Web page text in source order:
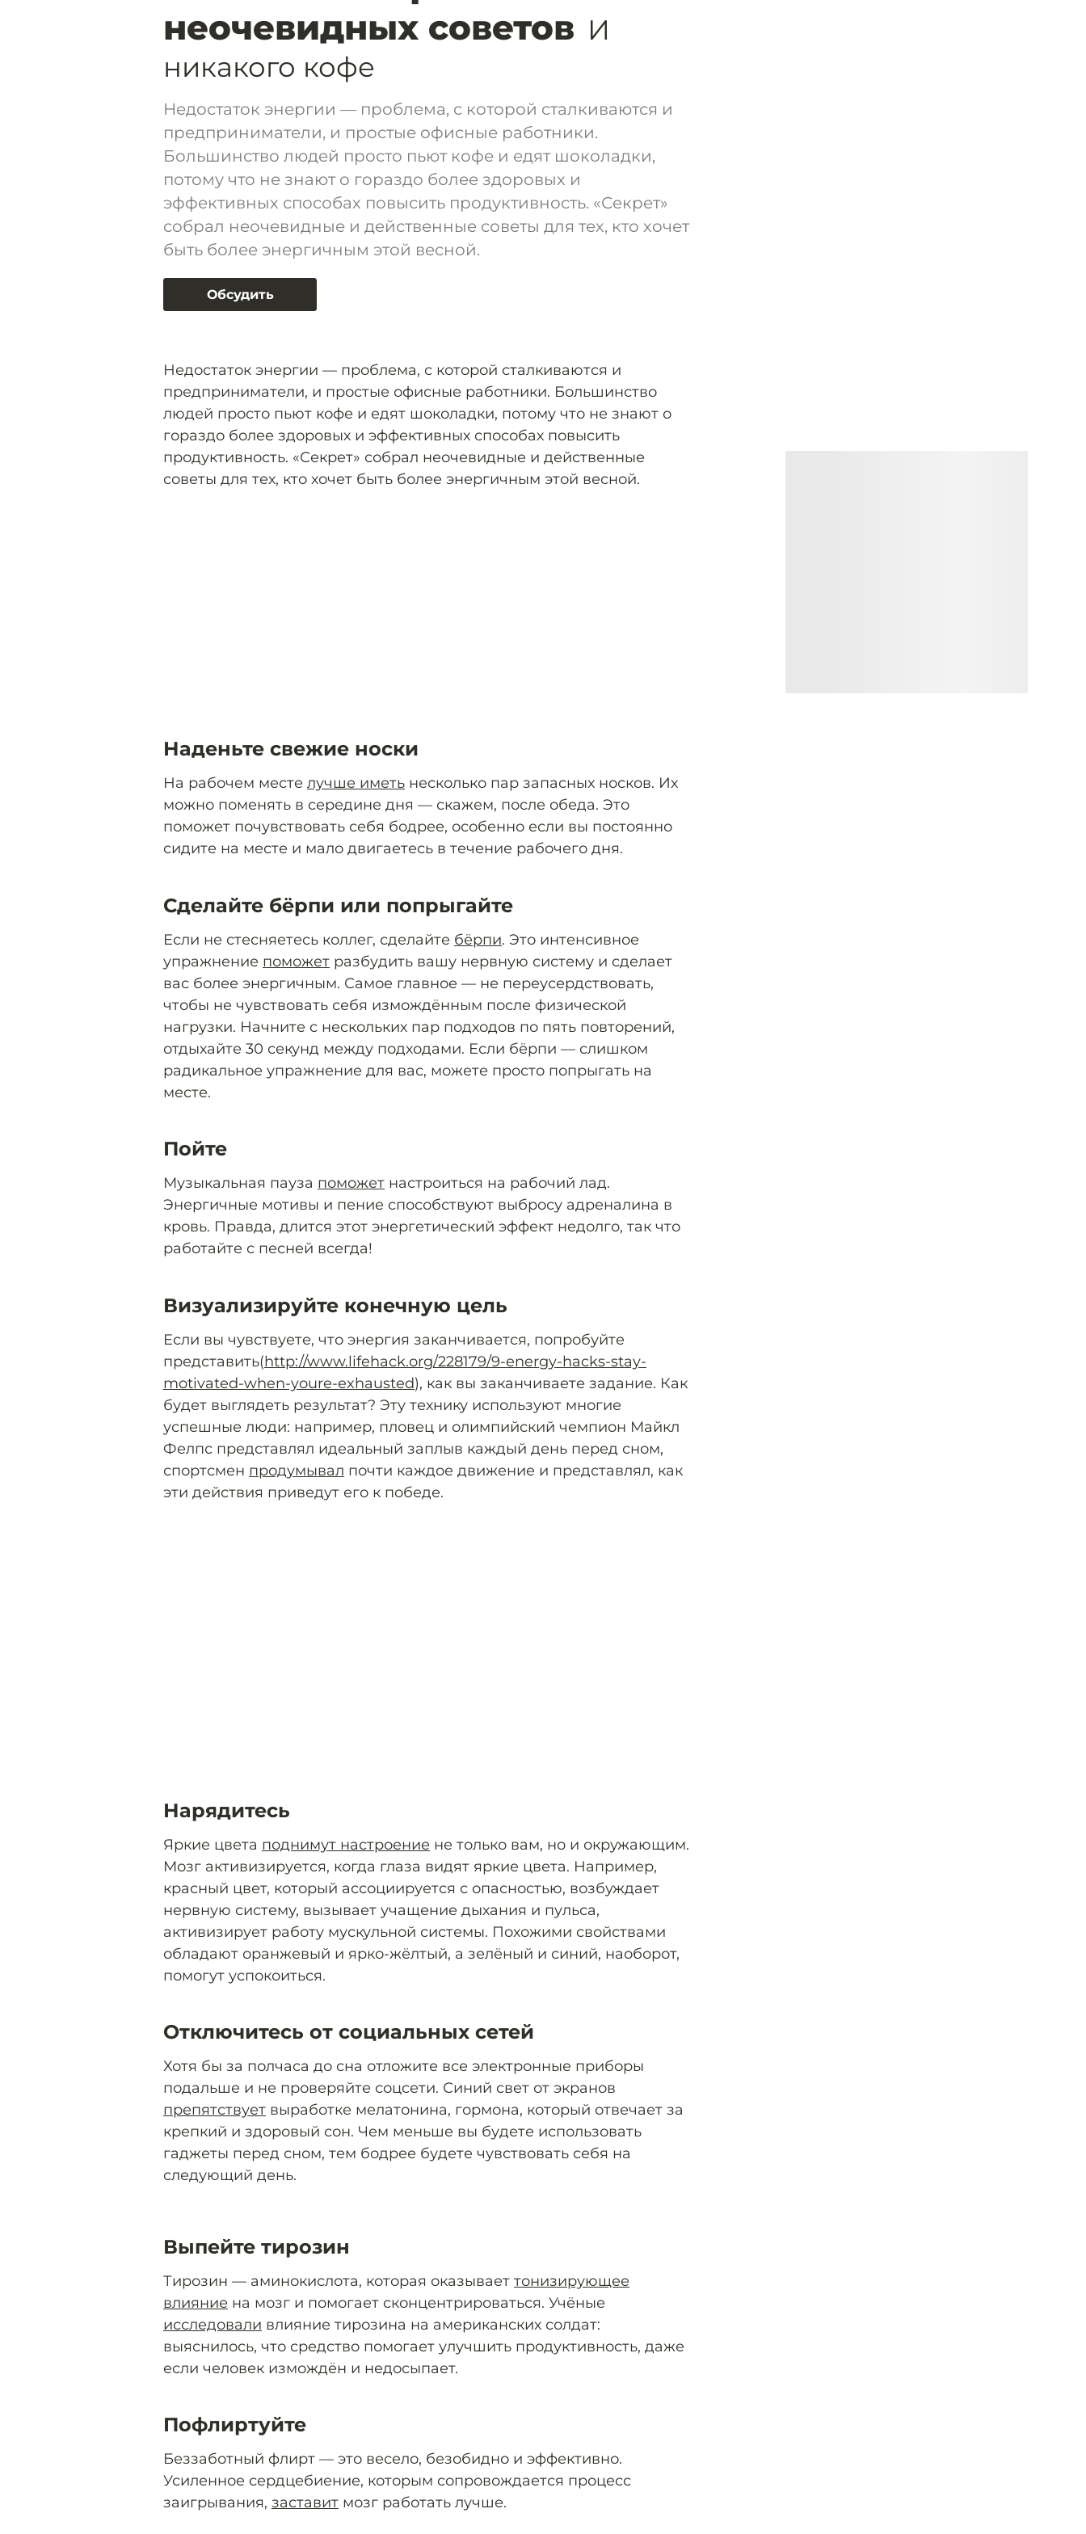
неочевидных советов И
никакого кофе
Недостаток энергии — проблема, с которой сталкиваются и
предприниматели, и простые офисные работники.
Большинство людей просто пьют кофе и едят шоколадки,
потому что не знают о гораздо более здоровых и
эффективных способах повысить продуктивность. «Секрет»
собрал неочевидные и действенные советы для тех, кто хочет
быть более энергичным этой весной.
Обсудить
Недостаток энергии — проблема, с которой сталкиваются и
предприниматели, и простые офисные работники. Большинство
людей просто пьют кофе и едят шоколадки, потому что не знают о
гораздо более здоровых и эффективных способах повысить
продуктивность. «Секрет» собрал неочевидные и действенные
советы для тех, кто хочет быть более энергичным этой весной.
Наденьте свежие носки
На рабочем месте лучше иметь несколько пар запасных носков. Их
можно поменять в середине дня — скажем, после обеда. Это
поможет почувствовать себя бодрее, особенно если вы постоянно
сидите на месте и мало двигаетесь в течение рабочего дня.
Сделайте бёрпи или попрыгайте
Если не стесняетесь коллег, сделайте бёрпи. Это интенсивное
упражнение поможет разбудить вашу нервную систему и сделает
вас более энергичным. Самое главное — не переусердствовать,
чтобы не чувствовать себя измождённым после физической
нагрузки. Начните с нескольких пар подходов по пять повторений,
отдыхайте 30 секунд между подходами. Если бёрпи — слишком
радикальное упражнение для вас, можете просто попрыгать на
месте.
Пойте
Музыкальная пауза поможет настроиться на рабочий лад.
Энергичные мотивы и пение способствуют выбросу адреналина в
кровь. Правда, длится этот энергетический эффект недолго, так что
работайте с песней всегда!
Визуализируйте конечную цель
Если вы чувствуете, что энергия заканчивается, попробуйте
представить(http://www.lifehack.org/228179/9-energy-hacks-stay-
motivated-when-youre-exhausted), как вы заканчиваете задание. Как
будет выглядеть результат? Эту технику используют многие
успешные люди: например, пловец и олимпийский чемпион Майкл
Фелпс представлял идеальный заплыв каждый день перед сном,
спортсмен продумывал почти каждое движение и представлял, как
эти действия приведут его к победе.
Нарядитесь
Яркие цвета поднимут настроение не только вам, но и окружающим.
Мозг активизируется, когда глаза видят яркие цвета. Например,
красный цвет, который ассоциируется с опасностью, возбуждает
нервную систему, вызывает учащение дыхания и пульса,
активизирует работу мускульной системы. Похожими свойствами
обладают оранжевый и ярко-жёлтый, а зелёный и синий, наоборот,
помогут успокоиться.
Отключитесь от социальных сетей
Хотя бы за полчаса до сна отложите все электронные приборы
подальше и не проверяйте соцсети. Синий свет от экранов
препятствует выработке мелатонина, гормона, который отвечает за
крепкий и здоровый сон. Чем меньше вы будете использовать
гаджеты перед сном, тем бодрее будете чувствовать себя на
следующий день.
Выпейте тирозин
Тирозин — аминокислота, которая оказывает тонизирующее
влияние на мозг и помогает сконцентрироваться. Учёные
исследовали влияние тирозина на американских солдат:
выяснилось, что средство помогает улучшить продуктивность, даже
если человек измождён и недосыпает.
Пофлиртуйте
Беззаботный флирт — это весело, безобидно и эффективно.
Усиленное сердцебиение, которым сопровождается процесс
заигрывания, заставит мозг работать лучше.